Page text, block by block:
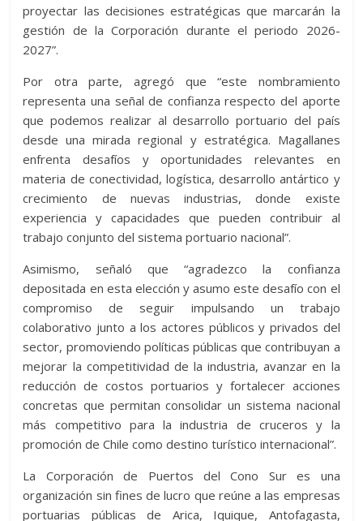
proyectar las decisiones estratégicas que marcarán la
gestión de la Corporación durante el periodo 2026-
2027”.
Por otra parte, agregó que “este nombramiento
representa una señal de confianza respecto del aporte
que podemos realizar al desarrollo portuario del país
desde una mirada regional y estratégica. Magallanes
enfrenta desafíos y oportunidades relevantes en
materia de conectividad, logística, desarrollo antártico y
crecimiento de nuevas industrias, donde existe
experiencia y capacidades que pueden contribuir al
trabajo conjunto del sistema portuario nacional”.
Asimismo, señaló que “agradezco la confianza
depositada en esta elección y asumo este desafío con el
compromiso de seguir impulsando un trabajo
colaborativo junto a los actores públicos y privados del
sector, promoviendo políticas públicas que contribuyan a
mejorar la competitividad de la industria, avanzar en la
reducción de costos portuarios y fortalecer acciones
concretas que permitan consolidar un sistema nacional
más competitivo para la industria de cruceros y la
promoción de Chile como destino turístico internacional”.
La Corporación de Puertos del Cono Sur es una
organización sin fines de lucro que reúne a las empresas
portuarias públicas de Arica, Iquique, Antofagasta,